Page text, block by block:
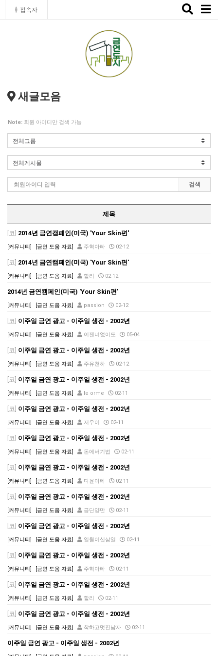
접속자
Toggle
새글모음
Note: 회원 아이디만 검색 가능
검색
제목
[코] 2014년 금연캠페인(미국) 'Your Skin편'
[커뮤니티] [금연 도움 자료] 주혁아빠 02-12
[코] 2014년 금연캠페인(미국) 'Your Skin편'
[커뮤니티] [금연 도움 자료] 할리 02-12
2014년 금연캠페인(미국) 'Your Skin편'
[커뮤니티] [금연 도움 자료] passion 02-12
[코] 이주일 금연 광고 - 이주일 생전 - 2002년
[커뮤니티] [금연 도움 자료] 이젠너없이도 05-04
[코] 이주일 금연 광고 - 이주일 생전 - 2002년
[커뮤니티] [금연 도움 자료] 주유천하 02-12
[코] 이주일 금연 광고 - 이주일 생전 - 2002년
[커뮤니티] [금연 도움 자료] le orme 02-11
[코] 이주일 금연 광고 - 이주일 생전 - 2002년
[커뮤니티] [금연 도움 자료] 저우이 02-11
[코] 이주일 금연 광고 - 이주일 생전 - 2002년
[커뮤니티] [금연 도움 자료] 돈에버기법 02-11
[코] 이주일 금연 광고 - 이주일 생전 - 2002년
[커뮤니티] [금연 도움 자료] 다윤아빠 02-11
[코] 이주일 금연 광고 - 이주일 생전 - 2002년
[커뮤니티] [금연 도움 자료] 금단양만 02-11
[코] 이주일 금연 광고 - 이주일 생전 - 2002년
[커뮤니티] [금연 도움 자료] 일월이십삼일 02-11
[코] 이주일 금연 광고 - 이주일 생전 - 2002년
[커뮤니티] [금연 도움 자료] 주혁아빠 02-11
[코] 이주일 금연 광고 - 이주일 생전 - 2002년
[커뮤니티] [금연 도움 자료] 할리 02-11
[코] 이주일 금연 광고 - 이주일 생전 - 2002년
[커뮤니티] [금연 도움 자료] 착하고멋진남자 02-11
이주일 금연 광고 - 이주일 생전 - 2002년